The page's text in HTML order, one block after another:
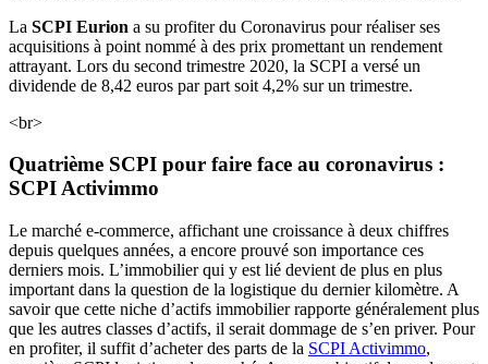
La SCPI Eurion a su profiter du Coronavirus pour réaliser ses
acquisitions à point nommé à des prix promettant un rendement
attrayant. Lors du second trimestre 2020, la SCPI a versé un
dividende de 8,42 euros par part soit 4,2% sur un trimestre.
<br>
Quatrième SCPI pour faire face au coronavirus :
SCPI Activimmo
Le marché e-commerce, affichant une croissance à deux chiffres
depuis quelques années, a encore prouvé son importance ces
derniers mois. L’immobilier qui y est lié devient de plus en plus
important dans la question de la logistique du dernier kilomètre. A
savoir que cette niche d’actifs immobilier rapporte généralement plus
que les autres classes d’actifs, il serait dommage de s’en priver. Pour
en profiter, il suffit d’acheter des parts de la SCPI Activimmo,